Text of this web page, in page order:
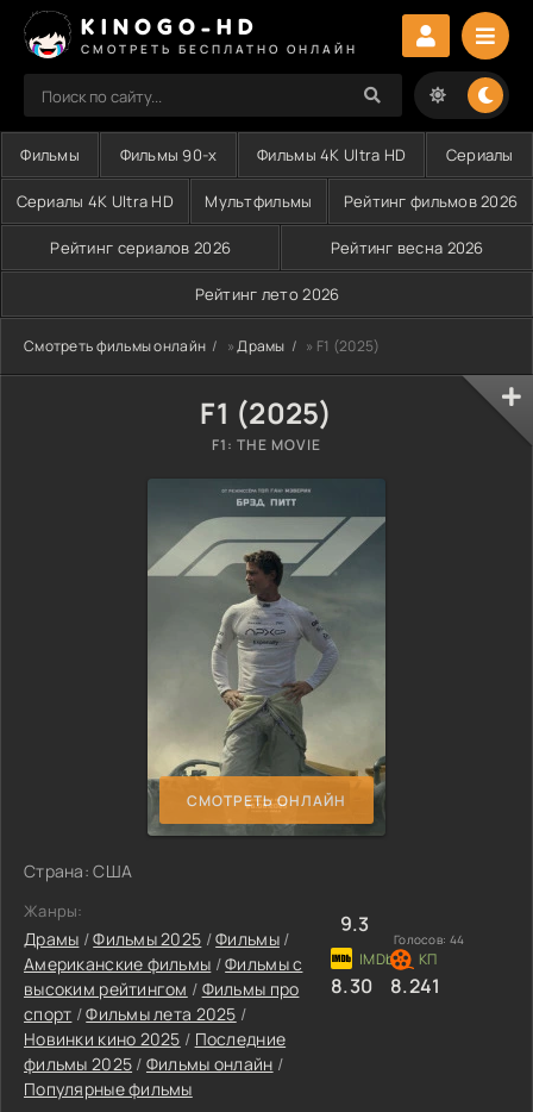
KINOGO-HD
СМОТРЕТЬ БЕСПЛАТНО ОНЛАЙН
Фильмы Фильмы 90-х Фильмы 4K Ultra HD Сериалы
Сериалы 4K Ultra HD Мультфильмы Рейтинг фильмов 2026
Рейтинг сериалов 2026 Рейтинг весна 2026
Рейтинг лето 2026
Смотреть фильмы онлайн »Драмы » F1 (2025)
F1 (2025)
F1: THE MOVIE
СМОТРЕТЬ ОНЛАЙН
Страна: США
Жанры:
Драмы /Фильмы 2025 /Фильмы/
Американские фильмы /Фильмы с
высоким рейтингом / Фильмы про
спорт /Фильмы лета 2025 /
Новинки кино 2025 / Последние
фильмы 2025 / Фильмы онлайн /
Популярные фильмы
9.3
Голосов: 44
8.30 8.241